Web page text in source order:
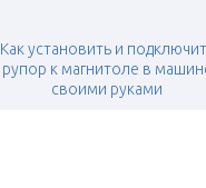
Как установить и
рупор к магнитоле в
своими руками